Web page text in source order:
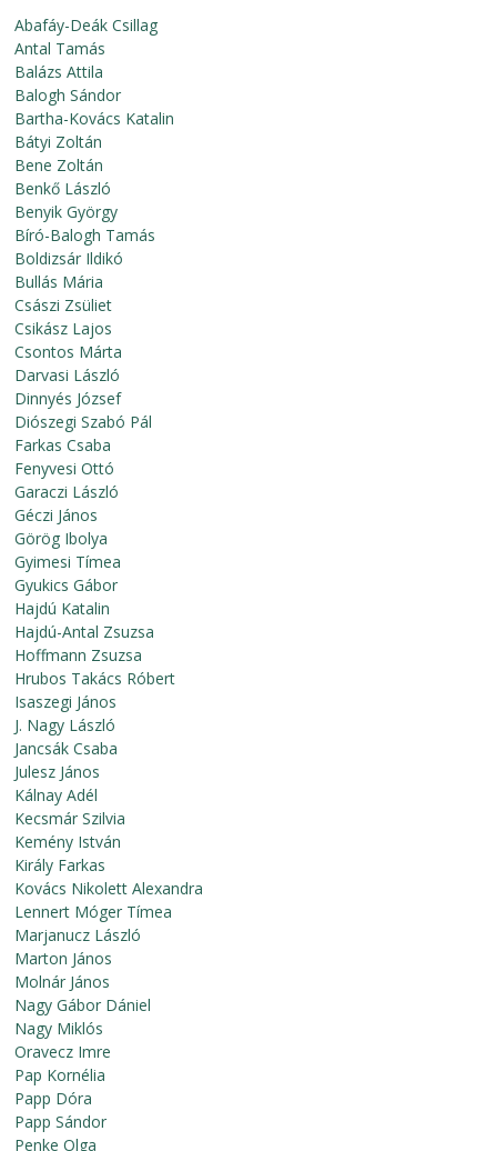
Abafáy-Deák Csillag
Antal Tamás
Balázs Attila
Balogh Sándor
Bartha-Kovács Katalin
Bátyi Zoltán
Bene Zoltán
Benkő László
Benyik György
Bíró-Balogh Tamás
Boldizsár Ildikó
Bullás Mária
Császi Zsüliet
Csikász Lajos
Csontos Márta
Darvasi László
Dinnyés József
Diószegi Szabó Pál
Farkas Csaba
Fenyvesi Ottó
Garaczi László
Géczi János
Görög Ibolya
Gyimesi Tímea
Gyukics Gábor
Hajdú Katalin
Hajdú-Antal Zsuzsa
Hoffmann Zsuzsa
Hrubos Takács Róbert
Isaszegi János
J. Nagy László
Jancsák Csaba
Julesz János
Kálnay Adél
Kecsmár Szilvia
Kemény István
Király Farkas
Kovács Nikolett Alexandra
Lennert Móger Tímea
Marjanucz László
Marton János
Molnár János
Nagy Gábor Dániel
Nagy Miklós
Oravecz Imre
Pap Kornélia
Papp Dóra
Papp Sándor
Penke Olga